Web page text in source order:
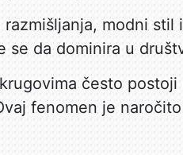
modni stil
se da dominira u
često
fenomen je